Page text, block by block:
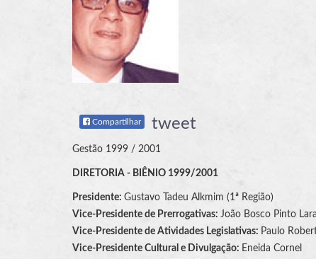
Compartilhar tweet
Gestão 1999 / 2001
DIRETORIA - BIÊNIO 1999/2001
Presidente: Gustavo Tadeu Alkmim (1ª Região)
Vice-Presidente de Prerrogativas: João Bosco Pinto Lara
Vice-Presidente de Atividades Legislativas: Paulo
Vice-Presidente Cultural e Divulgação: Eneida Cornel